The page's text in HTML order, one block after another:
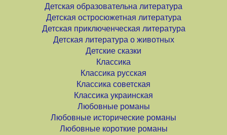
Детская образовательна литература
Детская остросюжетная литература
Детская приключенческая литература
Детская литература о животных
Детские сказки
Классика
Классика русская
Классика советская
Классика украинская
Любовные романы
Любовные исторические романы
Любовные короткие романы